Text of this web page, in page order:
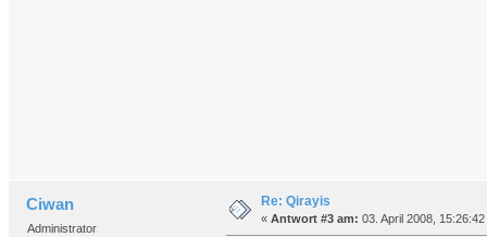
Ciwan
Administrator
Re: Qirayis
« Antwort #3 am: 03. April 2008, 15:26:42